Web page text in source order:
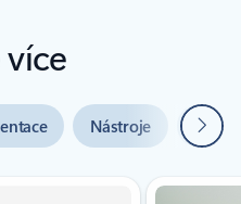
Nástroje Další